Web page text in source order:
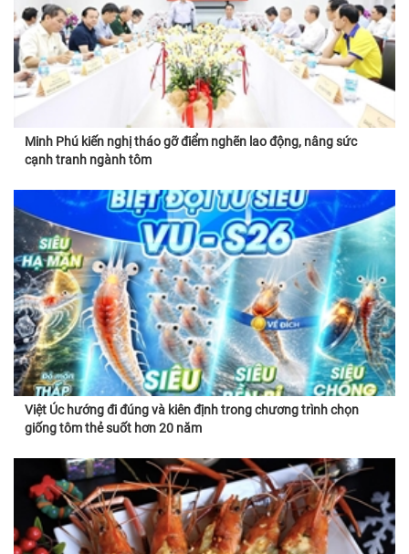
Minh Phú kiến nghị tháo gỡ điểm nghẽn lao động, nâng sức
cạnh tranh ngành tôm
Việt Úc hướng đi đúng và kiên định trong chương trình chọn
giống tôm thẻ suốt hơn 20 năm